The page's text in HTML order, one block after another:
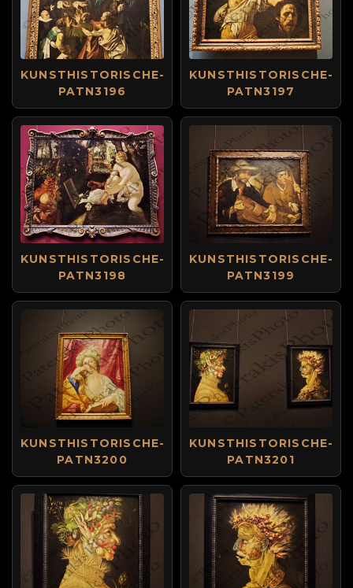
KUNSTHISTORISCHE-
PATN3196
KUNSTHISTORISCHE-
PATN3197
KUNSTHISTORISCHE-
PATN3198
KUNSTHISTORISCHE-
PATN3199
KUNSTHISTORISCHE-
PATN3200
KUNSTHISTORISCHE-
PATN3201